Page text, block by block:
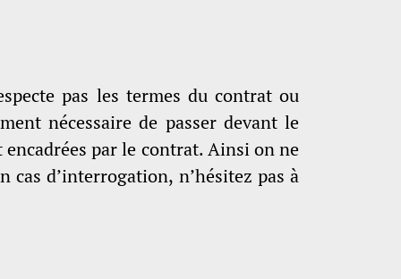
pas les termes du contrat ou
nécessaire de passer devant le
par le contrat. Ainsi on ne
d’interrogation, n’hésitez pas à